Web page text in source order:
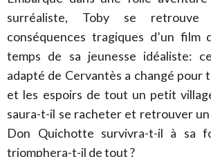
surréaliste, Toby se retrouve
conséquences tragiques d’un film
temps de sa jeunesse idéaliste:
adapté de Cervantès a changé pour
et les espoirs de tout un petit
saura-t-il se racheter et retrouver un
Don Quichotte survivra-t-il à sa
triomphera-t-il de tout ?